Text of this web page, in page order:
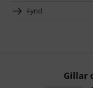
Fynd
Gillar